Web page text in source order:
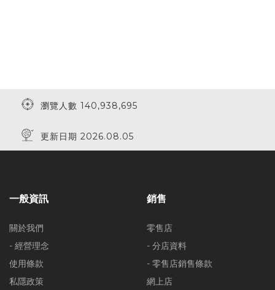
瀏覽人數 140,938,695
更新日期 2026.08.05
一般資訊
關於我們
- 經營理念
使用條款
私隱政策
銷售
零售店
- 分店資料
- 零售店銷售條款
網上店